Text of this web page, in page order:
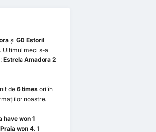
și GD Estoril
. Ultimul meci s-a
Estrela Amadora 2
de 6 timesori în
noastre.
have won 1
won 4. 1